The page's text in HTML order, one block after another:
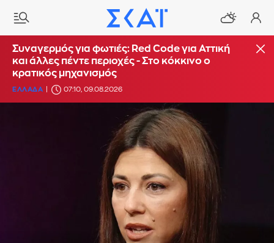
Συναγερμός για φωτιές: Red Code για Αττική
και άλλες πέντε περιοχές - Στο κόκκινο ο
κρατικός μηχανισμός
ΕΛΛΑΔΑ 07:10, 09.08.2026